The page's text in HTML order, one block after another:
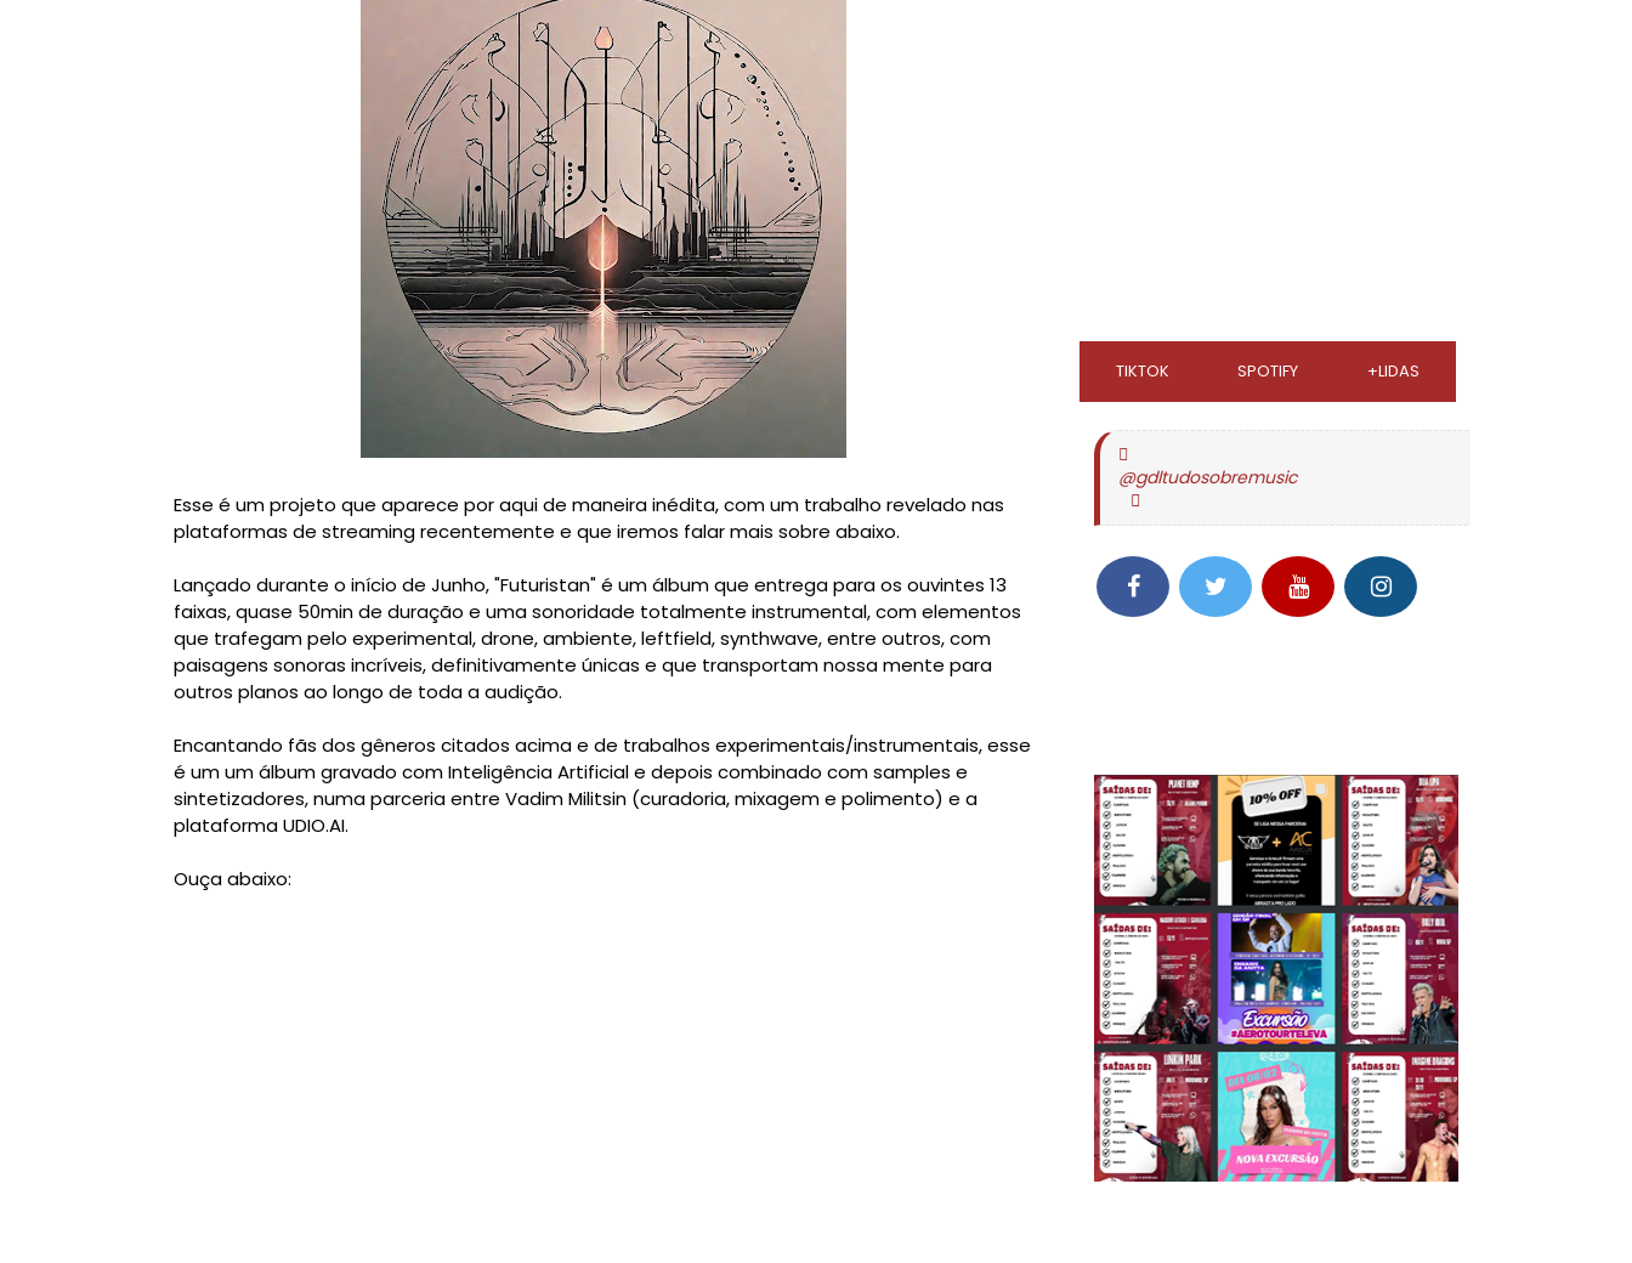
Esse é um projeto que aparece por aqui de maneira inédita, com um trabalho revelado nas
plataformas de streaming recentemente e que iremos falar mais sobre abaixo.
Lançado durante o início de Junho, "Futuristan" é um álbum que entrega para os ouvintes 13
faixas, quase 50min de duração e uma sonoridade totalmente instrumental, com elementos
que trafegam pelo experimental, drone, ambiente, leftfield, synthwave, entre outros, com
paisagens sonoras incríveis, definitivamente únicas e que transportam nossa mente para
outros planos ao longo de toda a audição.
Encantando fãs dos gêneros citados acima e de trabalhos experimentais/instrumentais, esse
é um um álbum gravado com Inteligência Artificial e depois combinado com samples e
sintetizadores, numa parceria entre Vadim Militsin (curadoria, mixagem e polimento) e a
plataforma UDIO.AI.
Ouça abaixo:
TIKTOK SPOTIFY +LIDAS
@gdltudosobremusic